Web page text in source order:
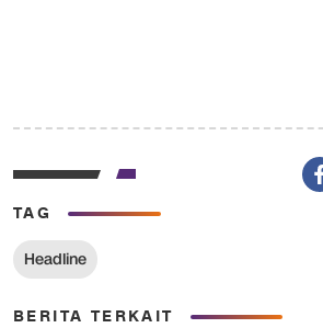
TAG
Headline
BERITA TERKAIT